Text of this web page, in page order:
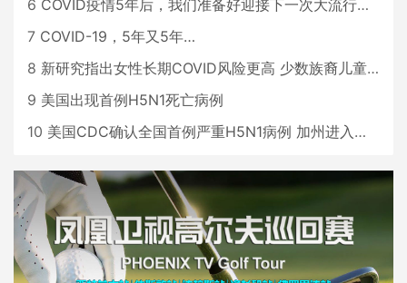
6 COVID疫情5年后，我们准备好迎接下一次大流行了吗？
7 COVID-19，5年又5年…
8 新研究指出女性长期COVID风险更高 少数族裔儿童存在差异
9 美国出现首例H5N1死亡病例
10 美国CDC确认全国首例严重H5N1病例 加州进入紧急状态